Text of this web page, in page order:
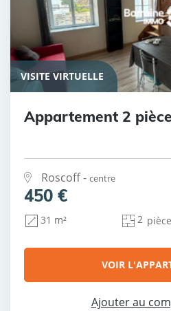
VISITE VIRTUELLE
Appartement 2
Roscoff - centre
450 €
31 m² 2
VOIR
Ajouter au